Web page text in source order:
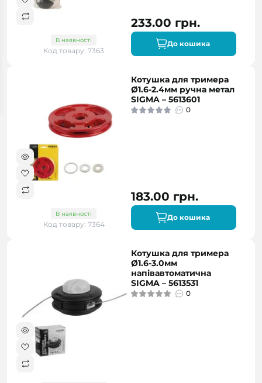
В наявності
Код товару: 7363
233.00 грн.
До кошика
В наявності
Код товару: 7364
Котушка для тримера
Ø1.6-2.4мм ручна метал
SIGMA – 5613601
0
183.00 грн.
До кошика
Котушка для тримера
Ø1.6-3.0мм
напівавтоматична
SIGMA – 5613531
0